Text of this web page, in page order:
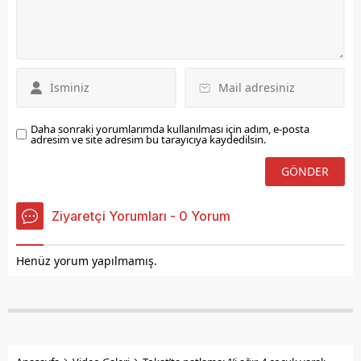
Daha sonraki yorumlarımda kullanılması için adım, e-posta
adresim ve site adresim bu tarayıcıya kaydedilsin.
Ziyaretçi Yorumları - 0 Yorum
Henüz yorum yapılmamış.